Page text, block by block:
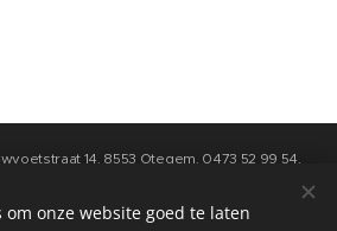
14, 8553 Otegem, 0473 52 99 54,
pagina "contact" op deze website
onze website goed te laten